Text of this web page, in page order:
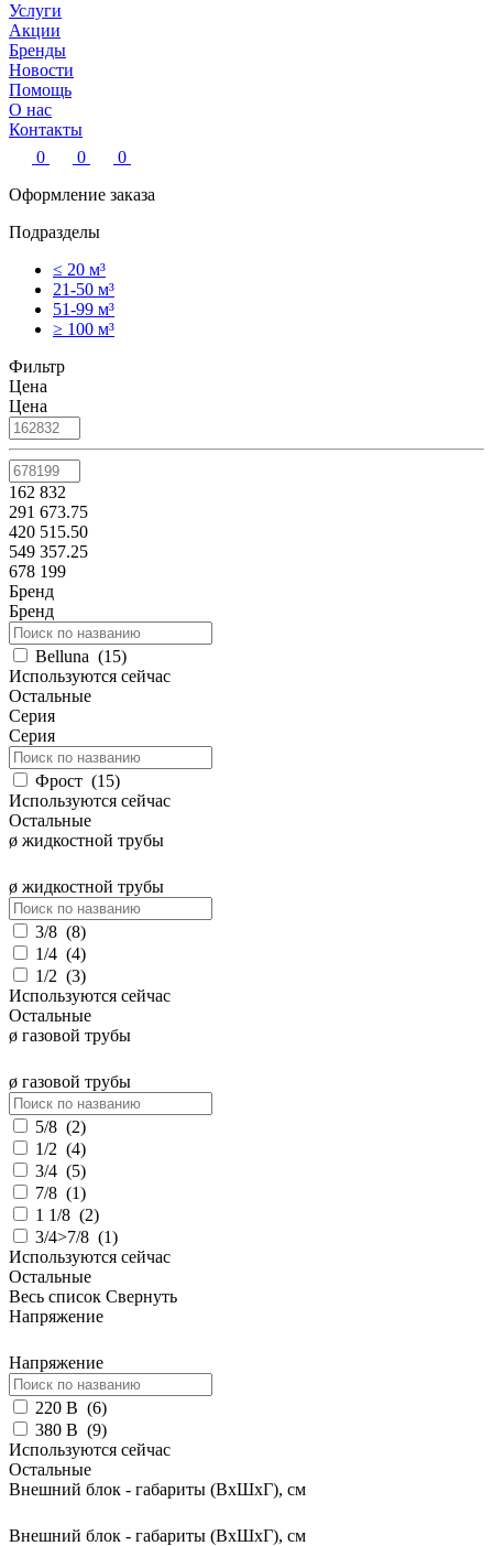
Услуги
Акции
Бренды
Новости
Помощь
О нас
Контакты
0
0
0
Оформление заказа
Подразделы
≤ 20 м³
21-50 м³
51-99 м³
≥ 100 м³
Фильтр
Цена
Цена
162 832
291 673.75
420 515.50
549 357.25
678 199
Бренд
Бренд
Belluna (15)
Используются сейчас
Остальные
Серия
Серия
Фрост (15)
Используются сейчас
Остальные
ø жидкостной трубы
ø жидкостной трубы
3/8 (8)
1/4 (4)
1/2 (3)
Используются сейчас
Остальные
ø газовой трубы
ø газовой трубы
5/8 (2)
1/2 (4)
3/4 (5)
7/8 (1)
1 1/8 (2)
3/4>7/8 (1)
Используются сейчас
Остальные
Весь список Свернуть
Напряжение
Напряжение
220 В (6)
380 В (9)
Используются сейчас
Остальные
Внешний блок - габариты (ВхШхГ), см
Внешний блок - габариты (ВхШхГ), см